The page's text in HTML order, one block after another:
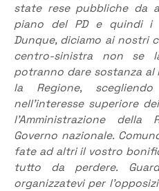
state rese pubbliche da
piano del PD e quindi
Dunque, diciamo ai nostri
centro-sinistra non se
potranno dare sostanza
la Regione,
nell’interesse superiore
l’Amministrazione
Governo nazionale.
fate ad altri il vostro
tutto da perdere.
organizzatevi per